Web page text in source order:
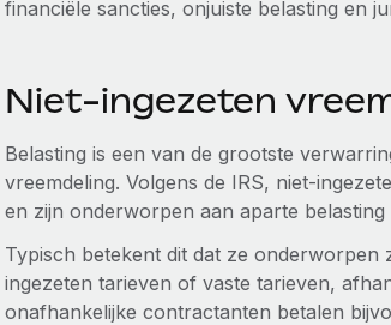
financiële sancties, onjuiste belasting en
Niet-ingezeten
Belasting is een van de grootste
vreemdeling. Volgens de IRS, niet-
en zijn onderworpen aan aparte belasting
Typisch betekent dit dat ze onderworpen
ingezeten tarieven of vaste tarieven,
onafhankelijke contractanten betalen